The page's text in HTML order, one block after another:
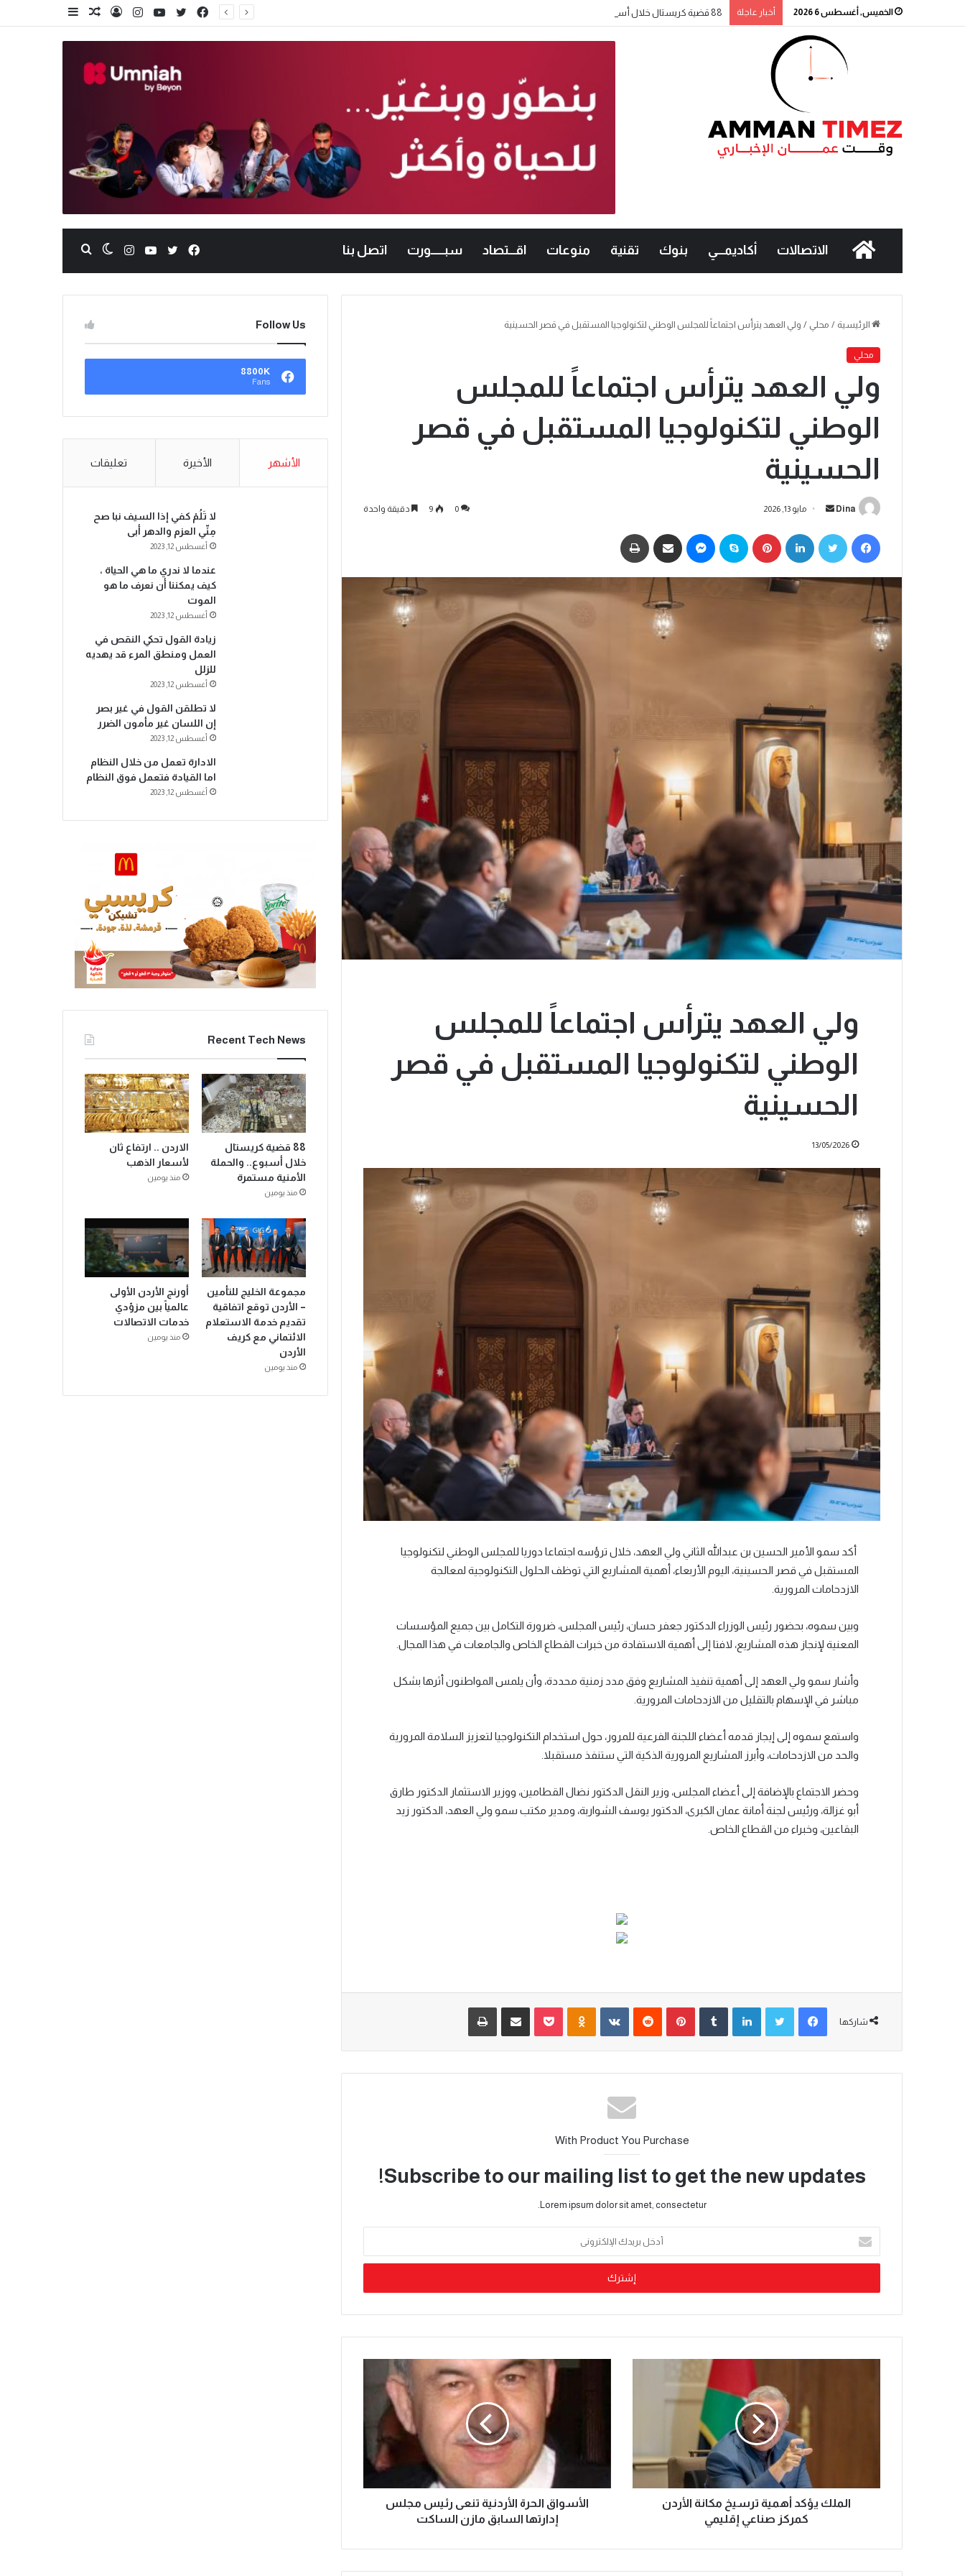
الخميس, أغسطس 6 2026 أخبار عاجلة 88 قضية كريستال خلال أسبوع.. والحملة الأمنية مستمرة
الاتصالات أكاديمـــي بنوك تقنية منوعات اقـــتصاد سبــــــورت اتصل بنا
الرئيسية / محلي / ولي العهد يترأس اجتماعاً للمجلس الوطني لتكنولوجيا المستقبل في قصر الحسينية
محلي
ولي العهد يترأس اجتماعاً للمجلس
الوطني لتكنولوجيا المستقبل في قصر
الحسينية
Dina مايو 13, 2026 0
9 دقيقة واحدة
ولي العهد يترأس اجتماعاً للمجلس
الوطني لتكنولوجيا المستقبل في قصر
الحسينية
13/05/2026
أكد سمو الأمير الحسين بن عبدﷲ الثاني ولي العهد، خلال ترؤسه اجتماعا دوريا للمجلس الوطني لتكنولوجيا
المستقبل في قصر الحسينية، اليوم الأربعاء، أهمية المشاريع التي توظف الحلول التكنولوجية لمعالجة
الازدحامات المرورية.
وبين سموه، بحضور رئيس الوزراء الدكتور جعفر حسان، رئيس المجلس، ضرورة التكامل بين جميع المؤسسات
المعنية لإنجاز هذه المشاريع، لافتا إلى أهمية الاستفادة من خبرات القطاع الخاص والجامعات في هذا المجال.
وأشار سمو ولي العهد إلى أهمية تنفيذ المشاريع وفق مدد زمنية محددة، وأن يلمس المواطنون أثرها بشكل
مباشر في الإسهام بالتقليل من الازدحامات المرورية.
واستمع سموه إلى إيجاز قدمه أعضاء اللجنة الفرعية للمرور، حول استخدام التكنولوجيا لتعزيز السلامة المرورية
والحد من الازدحامات، وأبرز المشاريع المرورية الذكية التي ستنفذ مستقبلا.
وحضر الاجتماع بالإضافة إلى أعضاء المجلس، وزير النقل الدكتور نضال القطامين، ووزير الاستثمار الدكتور طارق
أبو غزالة، ورئيس لجنة أمانة عمان الكبرى، الدكتور يوسف الشواربة، ومدير مكتب سمو ولي العهد، الدكتور زيد
البقاعين، وخبراء من القطاع الخاص.
شاركها
With Product You Purchase
Subscribe to our mailing list to get the new updates!
Lorem ipsum dolor sit amet, consectetur.
الملك يؤكد أهمية ترسيخ مكانة الأردن
كمركز صناعي إقليمي
الأسواق الحرة الأردنية تنعى رئيس مجلس
إدارتها السابق مازن الساكت
Follow Us
8800K
Fans
الأشهر الأخيرة تعليقات
لا تَلُمْ كفي إذا السيف نبا صح
مِنِّي العزم والدهر أبى
أغسطس 12, 2023
عندما لا ندري ما هي الحياة ،
كيف يمكننا أن نعرف ما هو
الموت
أغسطس 12, 2023
زيادة القول تحكي النقص في
العمل ومنطق المرء قد يهديه
للزلل
أغسطس 12, 2023
لا تطلقن القول في غير بصر
إن اللسان غير مأمون الضرر
أغسطس 12, 2023
الادارة تعمل من خلال النظام
اما القيادة فتعمل فوق النظام
أغسطس 12, 2023
Recent Tech News
88 قضية كريستال
خلال أسبوع.. والحملة
الأمنية مستمرة
منذ يومين
الاردن .. ارتفاع ثان
لأسعار الذهب
منذ يومين
مجموعة الخليج للتأمين
– الأردن توقع اتفاقية
تقديم خدمة الاستعلام
الائتماني مع كريف
الأردن
منذ يومين
أورنج الأردن الأولى
عالمياً بين مزوّدي
خدمات الاتصالات
منذ يومين